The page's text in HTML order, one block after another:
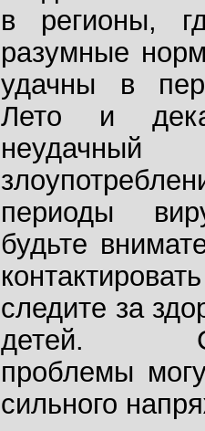
в регионы,
разумные
удачны в
Лето и
периоды
будьте
следите за
детей.
проблемы
сильного